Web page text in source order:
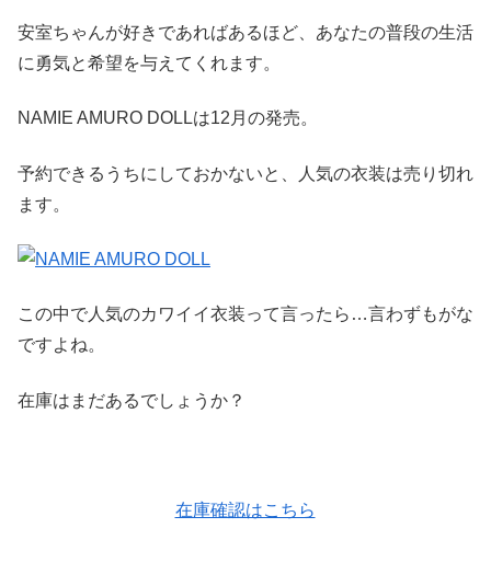
安室ちゃんが好きであればあるほど、あなたの普段の生活
に勇気と希望を与えてくれます。
NAMIE AMURO DOLLは12月の発売。
予約できるうちにしておかないと、
人気の衣装は売り切れ
ます。
この中で人気のカワイイ衣装って言ったら…言わずもがな
ですよね。
在庫はまだあるでしょうか？
在庫確認はこちら